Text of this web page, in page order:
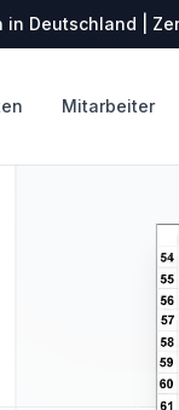
in Deutschland |
Mitarbeiter